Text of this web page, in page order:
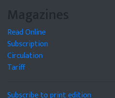
Magazines
Read Online
Subscription
Circulation
Tariff
Subscribe to print edition